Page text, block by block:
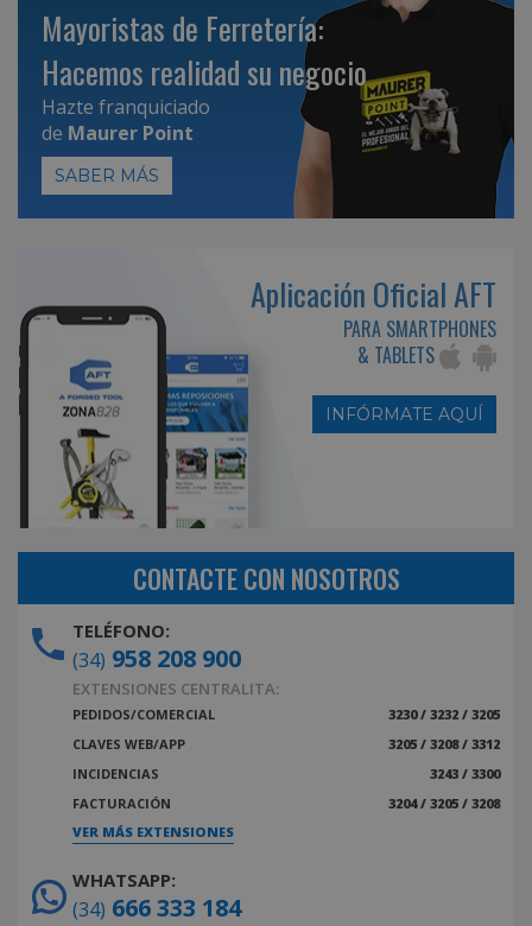
Mayoristas de Ferretería:
Hacemos realidad su negocio
Hazte franquiciado
de Maurer Point
SABER MÁS
Aplicación Oficial AFT
PARA SMARTPHONES
& TABLETS
INFÓRMATE AQUÍ
CONTACTE CON NOSOTROS
TELÉFONO:
(34) 958 208 900
EXTENSIONES CENTRALITA:
PEDIDOS/COMERCIAL
3230 / 3232 / 3205
CLAVES WEB/APP
3205 / 3208 / 3312
INCIDENCIAS
3243 / 3300
FACTURACIÓN
3204 / 3205 / 3208
VER MÁS EXTENSIONES
WHATSAPP:
(34) 666 333 184